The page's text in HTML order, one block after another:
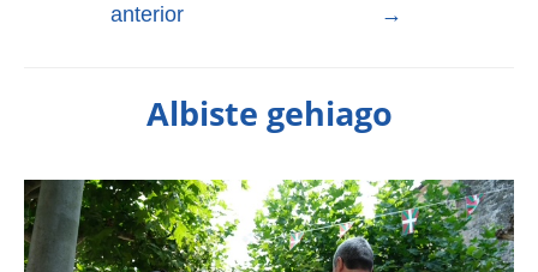
anterior
→
Albiste gehiago